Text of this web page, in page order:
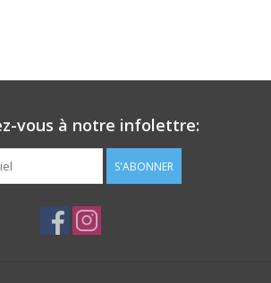
vous à notre infolettre:
S'ABONNER